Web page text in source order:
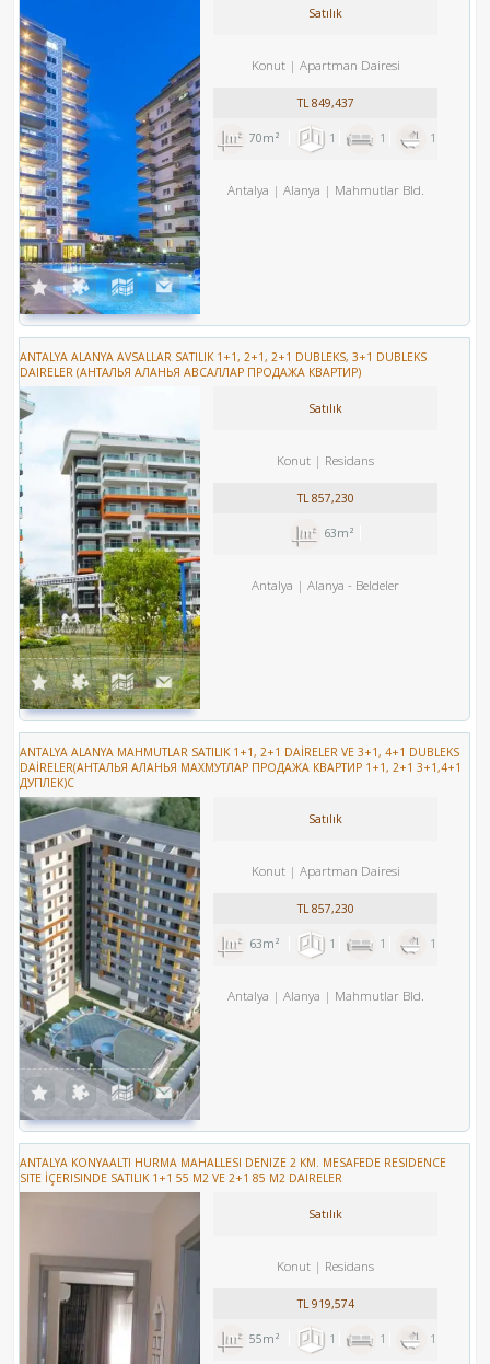
Satılık
Konut Apartman Dairesi
TL849,437
70m² 1 1 1
Antalya Alanya Mahmutlar Bld.
ANTALYA ALANYA AVSALLAR SATILIK 1+1, 2+1, 2+1 DUBLEKS, 3+1 DUBLEKS
DAIRELER (АНТАЛЬЯ АЛАНЬЯ АВСАЛЛАР ПРОДАЖА КВАРТИР)
Satılık
Konut Residans
TL857,230
63m²
Antalya Alanya - Beldeler
ANTALYA ALANYA MAHMUTLAR SATILIK 1+1, 2+1 DAİRELER VE 3+1, 4+1 DUBLEKS
DAİRELER(АНТАЛЬЯ АЛАНЬЯ МАХМУТЛАР ПРОДАЖА КВАРТИР 1+1, 2+1 3+1,4+1
ДУПЛЕК)С
Satılık
Konut Apartman Dairesi
TL857,230
63m² 1 1 1
Antalya Alanya Mahmutlar Bld.
ANTALYA KONYAALTI HURMA MAHALLESI DENIZE 2 KM. MESAFEDE RESIDENCE
SITE İÇERISINDE SATILIK 1+1 55 M2 VE 2+1 85 M2 DAIRELER
Satılık
Konut Residans
TL919,574
55m² 1 1 1